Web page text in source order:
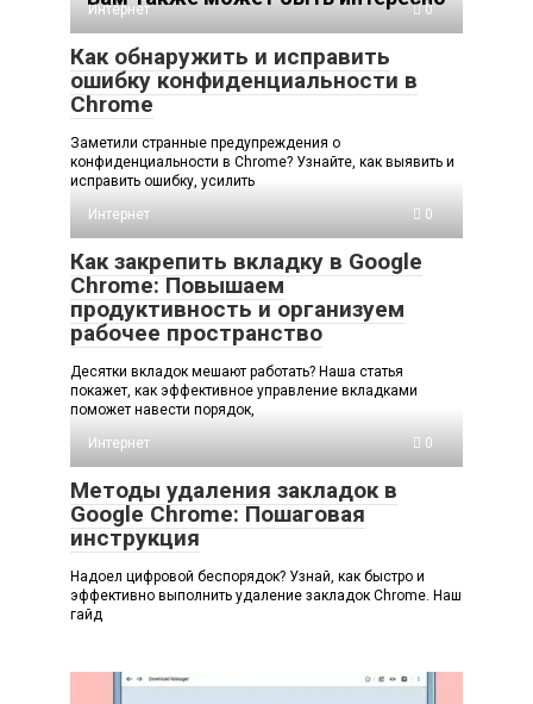
Интернет 0
Как обнаружить и исправить
ошибку конфиденциальности в
Chrome
Заметили странные предупреждения о
конфиденциальности в Chrome? Узнайте, как выявить и
исправить ошибку, усилить
Интернет
0
Как закрепить вкладку в Google
Chrome: Повышаем
продуктивность и организуем
рабочее пространство
Десятки вкладок мешают работать? Наша статья
покажет, как эффективное управление вкладками
поможет навести порядок,
Интернет
0
Методы удаления закладок в
Google Chrome: Пошаговая
инструкция
Надоел цифровой беспорядок? Узнай, как быстро и
эффективно выполнить удаление закладок Chrome. Наш
гайд